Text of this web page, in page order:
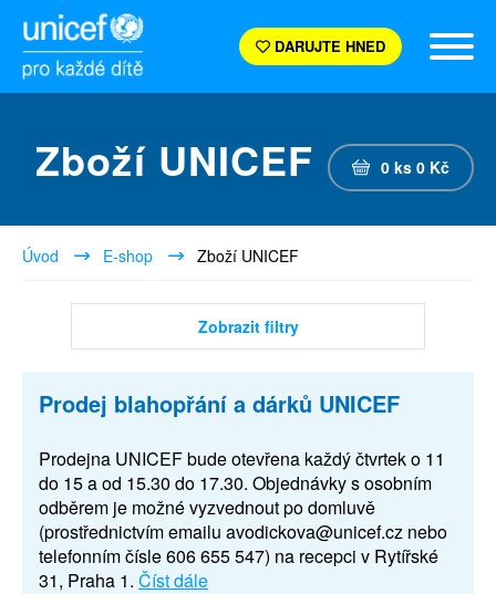
DARUJTE HNED
Zboží UNICEF 0 ks 0 Kč
Úvod E-shop Zboží UNICEF
Zobrazit filtry
Prodej blahopřání a dárků UNICEF
Prodejna UNICEF bude otevřena každý čtvrtek o 11
do 15 a od 15.30 do 17.30. Objednávky s osobním
odběrem je možné vyzvednout po domluvě
(prostřednictvím emailu avodickova@unicef.cz nebo
telefonním čísle 606 655 547) na recepci v Rytířské
31, Praha 1. Číst dále